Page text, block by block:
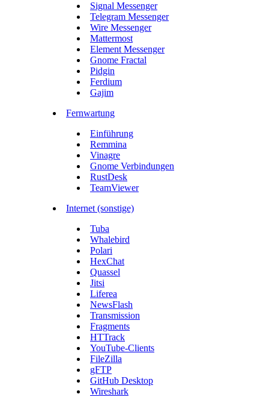
Signal Messenger
Telegram Messenger
Wire Messenger
Mattermost
Element Messenger
Gnome Fractal
Pidgin
Ferdium
Gajim
Fernwartung
Einführung
Remmina
Vinagre
Gnome Verbindungen
RustDesk
TeamViewer
Internet (sonstige)
Tuba
Whalebird
Polari
HexChat
Quassel
Jitsi
Liferea
NewsFlash
Transmission
Fragments
HTTrack
YouTube-Clients
FileZilla
gFTP
GitHub Desktop
Wireshark